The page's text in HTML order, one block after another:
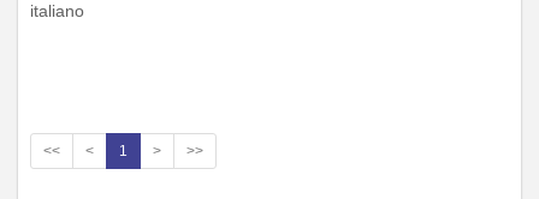
italiano
<< < 1 > >>